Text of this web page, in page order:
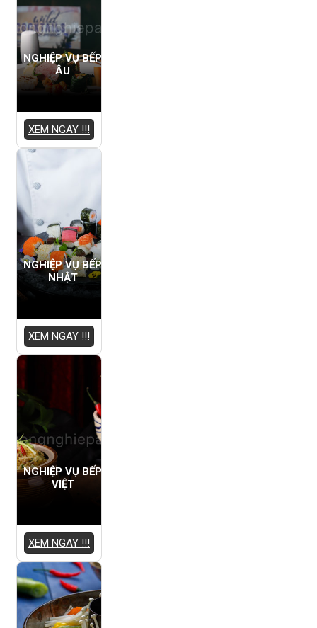
NGHIỆP VỤ BẾP
ÂU
XEM NGAY !!!
NGHIỆP VỤ BẾP
NHẬT
XEM NGAY !!!
NGHIỆP VỤ BẾP
VIỆT
XEM NGAY !!!